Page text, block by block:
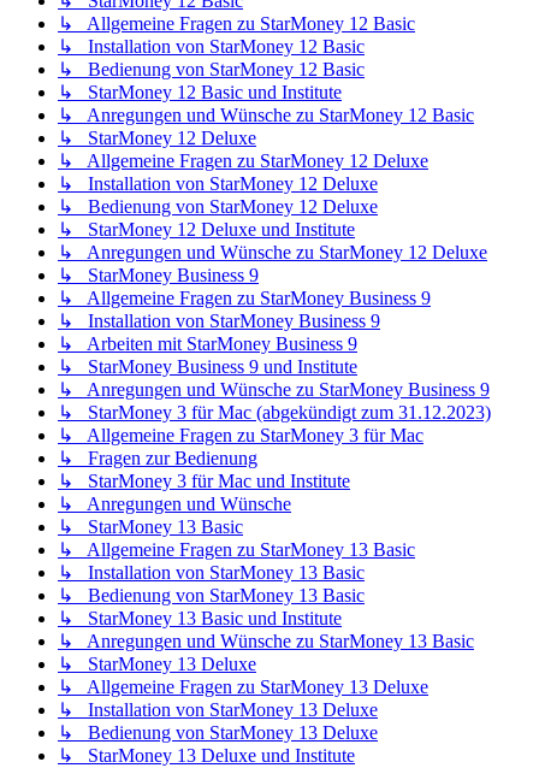
↳ Allgemeine Fragen zu StarMoney 12 Basic
↳ Installation von StarMoney 12 Basic
↳ Bedienung von StarMoney 12 Basic
↳ StarMoney 12 Basic und Institute
↳ Anregungen und Wünsche zu StarMoney 12 Basic
↳ StarMoney 12 Deluxe
↳ Allgemeine Fragen zu StarMoney 12 Deluxe
↳ Installation von StarMoney 12 Deluxe
↳ Bedienung von StarMoney 12 Deluxe
↳ StarMoney 12 Deluxe und Institute
↳ Anregungen und Wünsche zu StarMoney 12 Deluxe
↳ StarMoney Business 9
↳ Allgemeine Fragen zu StarMoney Business 9
↳ Installation von StarMoney Business 9
↳ Arbeiten mit StarMoney Business 9
↳ StarMoney Business 9 und Institute
↳ Anregungen und Wünsche zu StarMoney Business 9
↳ StarMoney 3 für Mac (abgekündigt zum 31.12.2023)
↳ Allgemeine Fragen zu StarMoney 3 für Mac
↳ Fragen zur Bedienung
↳ StarMoney 3 für Mac und Institute
↳ Anregungen und Wünsche
↳ StarMoney 13 Basic
↳ Allgemeine Fragen zu StarMoney 13 Basic
↳ Installation von StarMoney 13 Basic
↳ Bedienung von StarMoney 13 Basic
↳ StarMoney 13 Basic und Institute
↳ Anregungen und Wünsche zu StarMoney 13 Basic
↳ StarMoney 13 Deluxe
↳ Allgemeine Fragen zu StarMoney 13 Deluxe
↳ Installation von StarMoney 13 Deluxe
↳ Bedienung von StarMoney 13 Deluxe
↳ StarMoney 13 Deluxe und Institute